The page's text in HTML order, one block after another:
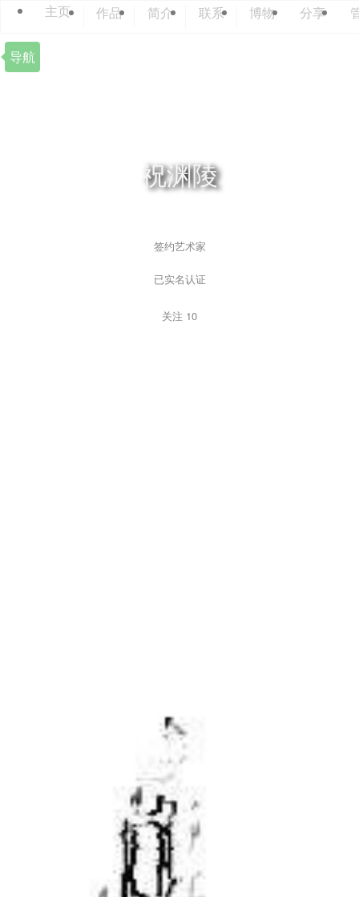
导航
主页 作品 简介 联系 博物 分享
祝渊陵
签约艺术家
已实名认证
关注 10